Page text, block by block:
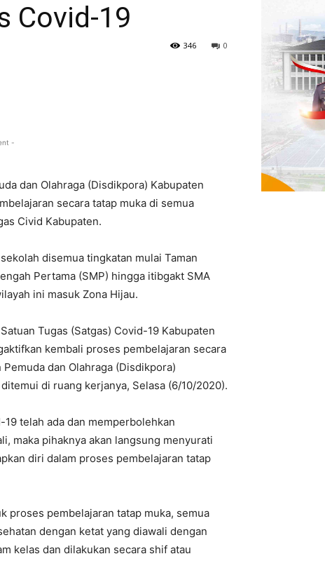
Covid-19
0
346
-
dan Olahraga (Disdikpora) Kabupaten
secara tatap muka di semua
Civid Kabupaten.
disemua tingkatan mulai Taman
Pertama (SMP) hingga itibgakt SMA
ini masuk Zona Hijau.
Tugas (Satgas) Covid-19 Kabupaten
kembali proses pembelajaran secara
dan Olahraga (Disdikpora)
di ruang kerjanya, Selasa (6/10/2020).
telah ada dan memperbolehkan
maka pihaknya akan langsung menyurati
diri dalam proses pembelajaran tatap
proses pembelajaran tatap muka, semua
dengan ketat yang diawali dengan
kelas dan dilakukan secara shif atau